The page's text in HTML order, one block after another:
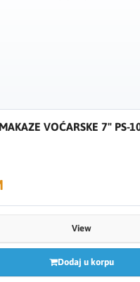
VOĆARSKE 7" PS-
View
Dodaj u korpu